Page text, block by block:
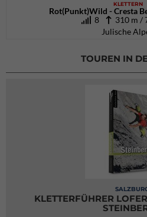
KLETTERN
Rot(Punkt)Wild - Cresta
8
310 m /
Julische
TOUREN IN
KLETTERFÜHRER